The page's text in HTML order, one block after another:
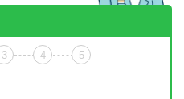
3 4 5